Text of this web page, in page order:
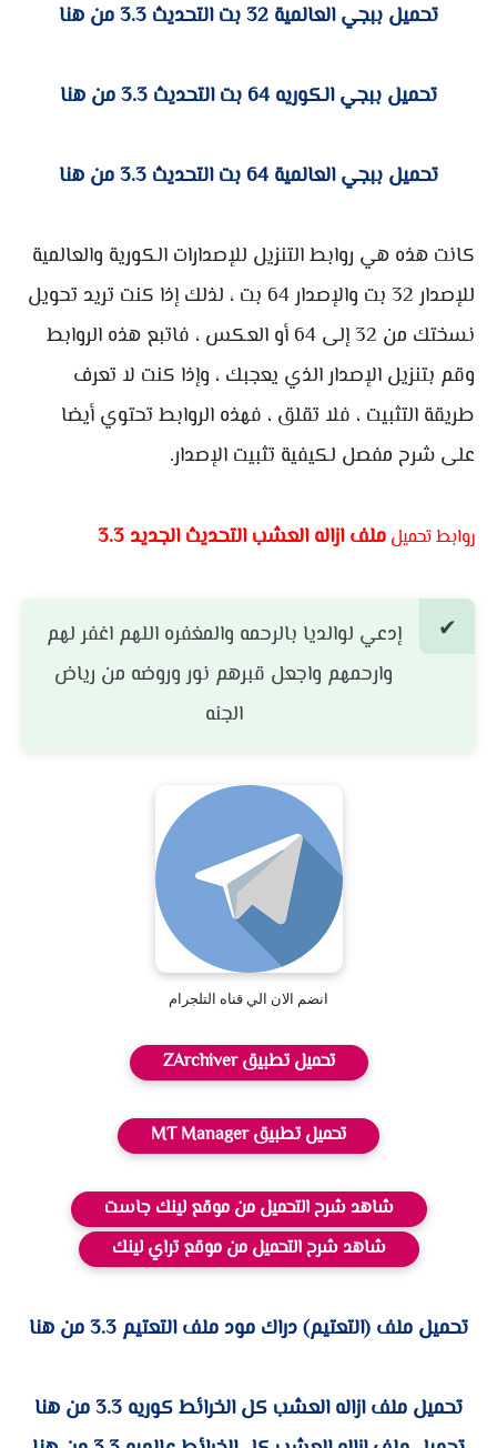
تحميل ببجي العالمية 32 بت التحديث 3.3 من هنا
تحميل ببجي الكوريه 64 بت التحديث 3.3 من هنا
تحميل ببجي العالمية 64 بت التحديث 3.3 من هنا
كانت هذه هي روابط التنزيل للإصدارات الكورية والعالمية
للإصدار 32 بت والإصدار 64 بت ، لذلك إذا كنت تريد تحويل
نسختك من 32 إلى 64 أو العكس ، فاتبع هذه الروابط
وقم بتنزيل الإصدار الذي يعجبك ، وإذا كنت لا تعرف
طريقة التثبيت ، فلا تقلق ، فهذه الروابط تحتوي أيضا
على شرح مفصل لكيفية تثبيت الإصدار.
روابط تحميل ملف ازاله العشب التحديث الجديد 3.3
إدعي لوالديا بالرحمه والمغفره اللهم اغفر لهم
وارحمهم واجعل قبرهم نور وروضه من رياض
الجنه
انضم الان الي قناه التلجرام
تحميل تطبيق ZArchiver
تحميل تطبيق MT Manager
شاهد شرح التحميل من موقع لينك جاست
شاهد شرح التحميل من موقع تراي لينك
تحميل ملف (التعتيم) دراك مود ملف التعتيم 3.3 من هنا
تحميل ملف ازاله العشب كل الخرائط كوريه 3.3 من هنا